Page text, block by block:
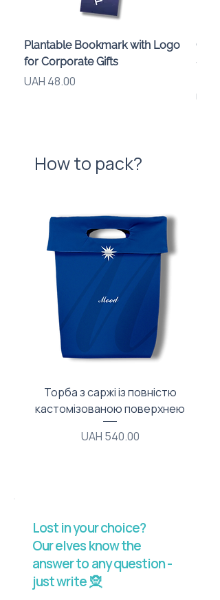
Plantable Bookmark with Logo
for Corporate Gifts
Price
UAH 48.00
Price
UAH
How to pack?
Торба з саржі із повністю
кастомізованою поверхнею
Price
UAH 540.00
Lost in your choice?
Our elves know the
answer to any question -
just write 🧝